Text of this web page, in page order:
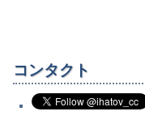
コンタクト